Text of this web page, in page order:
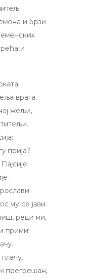
и брзи
и
врата.
жељи,
прија?
му се јави:
реци ми,
прими!
прегрешан,